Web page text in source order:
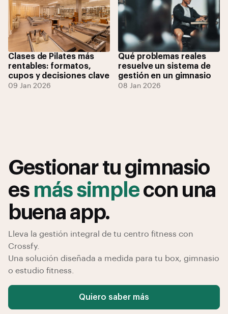
Clases de Pilates más
rentables: formatos,
cupos y decisiones clave
09 Jan 2026
Qué problemas reales
resuelve un sistema de
gestión en un gimnasio
08 Jan 2026
Gestionar tu gimnasio
es más simplecon una
buena app.
Lleva la gestión integral de tu centro fitness con
Crossfy.
Una solución diseñada a medida para tu box, gimnasio
o estudio fitness.
Quiero saber más